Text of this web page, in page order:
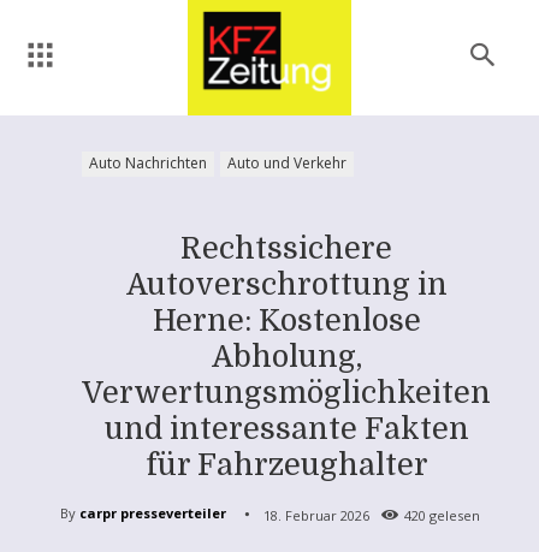
Auto Nachrichten Auto und Verkehr
Rechtssichere
Autoverschrottung in
Herne: Kostenlose
Abholung,
Verwertungsmöglichkeiten
und interessante Fakten
für Fahrzeughalter
By carpr presseverteiler 18. Februar 2026 420 gelesen